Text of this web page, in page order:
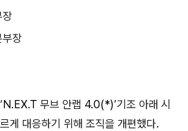
장
부장
N.EX.T 무브 안랩 4.0(*)’기조 아래 시
게 대응하기 위해 조직을 개편했다.